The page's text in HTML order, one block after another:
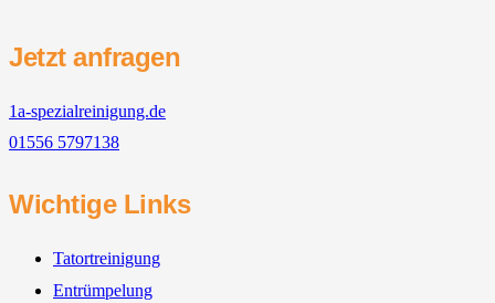
Jetzt anfragen
1a-spezialreinigung.de
01556 5797138
Wichtige Links
Tatortreinigung
Entrümpelung